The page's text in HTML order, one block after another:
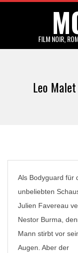
FILM NOIR,
Leo
Als Bodyguard für
unbeliebten
Julien Favereau
Nestor Burma,
Mann stirbt vor
Augen. Aber der